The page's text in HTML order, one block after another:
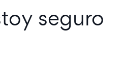
seguro